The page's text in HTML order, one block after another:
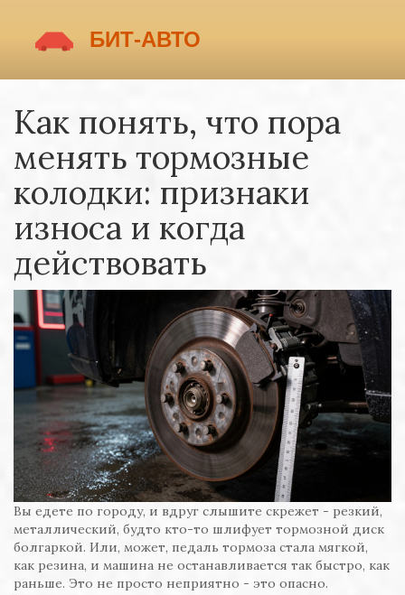
Как понять, что пора
менять тормозные
колодки: признаки
износа и когда
действовать
Вы едете по городу, и вдруг слышите скрежет - резкий,
металлический, будто кто-то шлифует тормозной диск
болгаркой. Или, может, педаль тормоза стала мягкой,
как резина, и машина не останавливается так быстро, как
раньше. Это не просто неприятно - это опасно.